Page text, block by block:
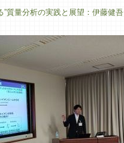
”質量分析の実践と展望：伊藤健吾